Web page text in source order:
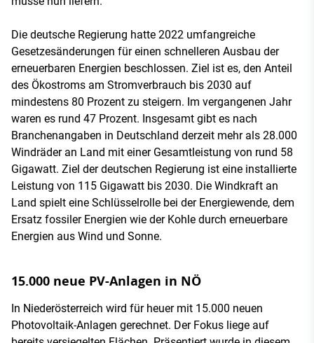
Die deutsche Regierung hatte 2022 umfangreiche
Gesetzesänderungen für einen schnelleren Ausbau der
erneuerbaren Energien beschlossen. Ziel ist es, den Anteil
des Ökostroms am Stromverbrauch bis 2030 auf
mindestens 80 Prozent zu steigern. Im vergangenen Jahr
waren es rund 47 Prozent. Insgesamt gibt es nach
Branchenangaben in Deutschland derzeit mehr als 28.000
Windräder an Land mit einer Gesamtleistung von rund 58
Gigawatt. Ziel der deutschen Regierung ist eine installierte
Leistung von 115 Gigawatt bis 2030. Die Windkraft an
Land spielt eine Schlüsselrolle bei der Energiewende, dem
Ersatz fossiler Energien wie der Kohle durch erneuerbare
Energien aus Wind und Sonne.
15.000 neue PV-Anlagen in NÖ
In Niederösterreich wird für heuer mit 15.000 neuen
Photovoltaik-Anlagen gerechnet. Der Fokus liege auf